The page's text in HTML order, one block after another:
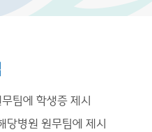
팀에 학생증 제시
당병원 원무팀에 제시